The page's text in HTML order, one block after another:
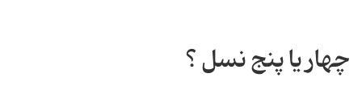
چهار یا پنج نسل ؟